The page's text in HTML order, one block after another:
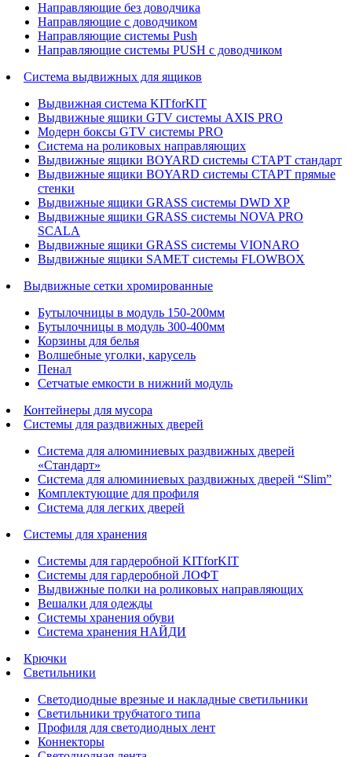
Направляющие без доводчика
Направляющие с доводчиком
Направляющие системы Push
Направляющие системы PUSH с доводчиком
Система выдвижных для ящиков
Выдвижная система KITforKIT
Выдвижные ящики GTV системы AXIS PRO
Модерн боксы GTV системы PRO
Система на роликовых направляющих
Выдвижные ящики BOYARD системы СТАРТ стандарт
Выдвижные ящики BOYARD системы СТАРТ прямые
стенки
Выдвижные ящики GRASS системы DWD XP
Выдвижные ящики GRASS системы NOVA PRO
SCALA
Выдвижные ящики GRASS системы VIONARO
Выдвижные ящики SAMET системы FLOWBOX
Выдвижные сетки хромированные
Бутылочницы в модуль 150-200мм
Бутылочницы в модуль 300-400мм
Корзины для белья
Волшебные уголки, карусель
Пенал
Cетчатые емкости в нижний модуль
Контейнеры для мусора
Системы для раздвижных дверей
Система для алюминиевых раздвижных дверей
«Стандарт»
Система для алюминиевых раздвижных дверей “Slim”
Комплектующие для профиля
Система для легких дверей
Системы для хранения
Системы для гардеробной KITforKIT
Системы для гардеробной ЛОФТ
Выдвижные полки на роликовых направляющих
Вешалки для одежды
Системы хранения обуви
Система хранения НАЙДИ
Крючки
Светильники
Светодиодные врезные и накладные светильники
Светильники трубчатого типа
Профиля для светодиодных лент
Коннекторы